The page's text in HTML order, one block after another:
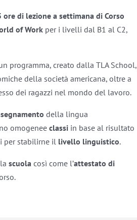
ore di lezione a settimana di Corso
of Work per i livelli dal B1 al C2,
programma, creato dalla TLA School,
della società americana, oltre a
dei ragazzi nel mondo del lavoro.
della lingua
omogeneeclassi in base al risultato
per stabilirne il livello linguistico.
scuola così come l’attestato di